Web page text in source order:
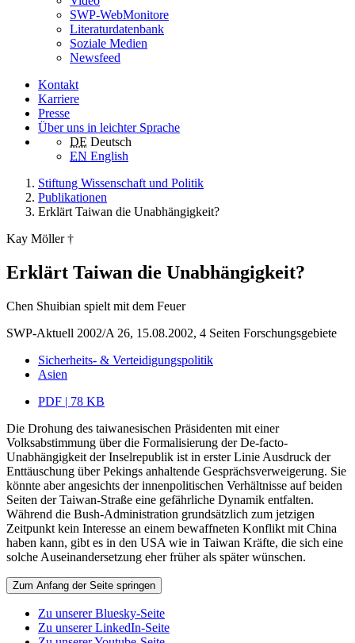
SWP-WebMonitore
Literaturdatenbank
Soziale Medien
Newsfeed
Kontakt
Karriere
Presse
Über uns in leichter Sprache
DE Deutsch
EN English
Stiftung Wissenschaft und Politik
Publikationen
Erklärt Taiwan die Unabhängigkeit?
Kay Möller †
Erklärt Taiwan die Unabhängigkeit?
Chen Shuibian spielt mit dem Feuer
SWP-Aktuell 2002/A 26, 15.08.2002, 4 Seiten Forschungsgebiete
Sicherheits- & Verteidigungspolitik
Asien
PDF | 78 KB
Die Drohung des taiwanesischen Präsidenten mit einer
Volksabstimmung über die Formalisierung der De-facto-
Unabhängigkeit der Inselrepublik ist in erster Linie Ausdruck der
Enttäuschung über Pekings anhaltende Gesprächsverweigerung. Sie
könnte aber angesichts der innenpolitischen Verhältnisse auf beiden
Seiten der Taiwan-Straße eine gefährliche Dynamik entfalten.
Während die Bush-Administration grundsätzlich zum jetzigen
Zeitpunkt kein Interesse an einem bewaffneten Konflikt mit China
haben kann, gibt es in den USA wie in Taiwan Kräfte, die sich eine
solche Auseinandersetzung eher früher als später wünschen.
Zum Anfang der Seite springen
Zu unserer Bluesky-Seite
Zu unserer LinkedIn-Seite